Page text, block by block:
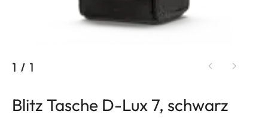
1 / 1
Blitz Tasche D-Lux 7, schwarz